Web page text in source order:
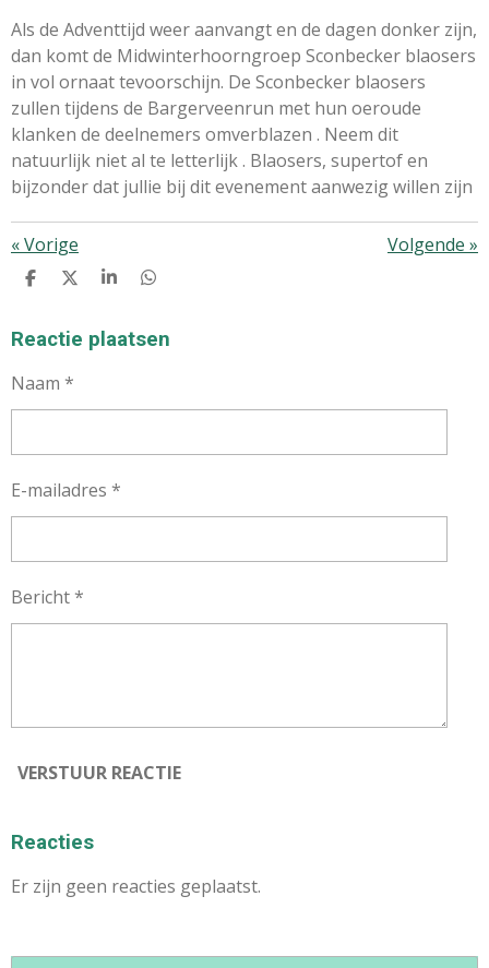
Als de Adventtijd weer aanvangt en de dagen donker zijn,
dan komt de Midwinterhoorngroep Sconbecker blaosers
in vol ornaat tevoorschijn. De Sconbecker blaosers
zullen tijdens de Bargerveenrun met hun oeroude
klanken de deelnemers omverblazen . Neem dit
natuurlijk niet al te letterlijk. Blaosers, supertof en
bijzonder dat jullie bij dit evenement aanwezig willen zijn
«Vorige Volgende »
D
E
D
L
S
R
D
E
Reactie plaatsen
Naam *
E-mailadres *
Bericht *
VERSTUUR REACTIE
Reacties
Er zijn geen reacties geplaatst.